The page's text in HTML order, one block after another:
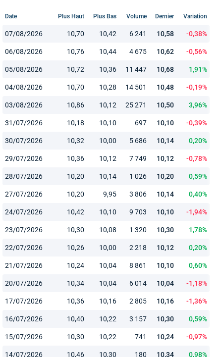
Date Plus Haut Plus Bas Volume Dernier Variation
07/08/2026 10,70 10,42 6 241 10,58 -0,38%
06/08/2026 10,76 10,44 4 675 10,62 -0,56%
05/08/2026 10,72 10,36 11 447 10,68 1,91%
04/08/2026 10,70 10,28 14 501 10,48 -0,19%
03/08/2026 10,86 10,12 25 271 10,50 3,96%
31/07/2026 10,18 10,10 697 10,10 -0,39%
30/07/2026 10,32 10,00 5 686 10,14 0,20%
29/07/2026 10,36 10,12 7 749 10,12 -0,78%
28/07/2026 10,20 10,14 1 026 10,20 0,59%
27/07/2026 10,20 9,95 3 806 10,14 0,40%
24/07/2026 10,42 10,10 9 703 10,10 -1,94%
23/07/2026 10,30 10,08 1 320 10,30 1,78%
22/07/2026 10,26 10,00 2 218 10,12 0,20%
21/07/2026 10,24 10,04 8 861 10,10 0,60%
20/07/2026 10,34 10,04 6 014 10,04 -1,18%
17/07/2026 10,36 10,16 2 805 10,16 -1,36%
16/07/2026 10,40 10,22 3 157 10,30 0,59%
15/07/2026 10,30 10,22 741 10,24 -0,97%
14/07/2026 10,46 10,30 180 10,34 0,98%